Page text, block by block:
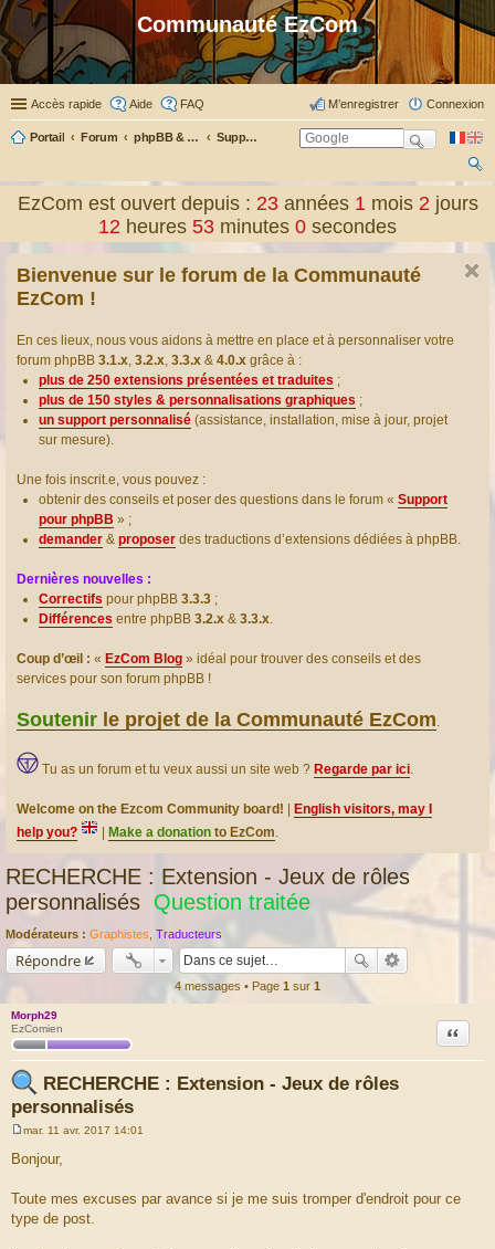
Communauté EzCom
Accès rapide Aide FAQ Connexion
M’enregistrer
Portail Forum phpBB & Co Support pour phpBB
ch
er
EzCom est ouvert depuis : 23 années1 mois2 jours
12 heures 53 minutes 1 secondes
Bienvenue sur le forum de la Communauté
EzCom !
En ces lieux, nous vous aidons à mettre en place et à personnaliser votre
forum phpBB 3.1.x, 3.2.x, 3.3.x & 4.0.x grâce à :
plus de 250 extensions présentées et traduites ;
plus de 150 styles & personnalisations graphiques ;
un support personnalisé (assistance, installation, mise à jour, projet
sur mesure).
Une fois inscrit.e, vous pouvez :
obtenir des conseils et poser des questions dans le forum « Support
pour phpBB » ;
demander & proposer des traductions d’extensions dédiées à phpBB.
Dernières nouvelles :
Correctifs pour phpBB 3.3.3 ;
Différences entre phpBB 3.2.x & 3.3.x.
Coup d’œil : « EzCom Blog » idéal pour trouver des conseils et des
services pour son forum phpBB !
Soutenir le projet de la Communauté EzCom.
Tu as un forum et tu veux aussi un site web ? Regarde par ici.
Welcome on the Ezcom Community board!
English visitors, may I
help you?
Make a donation to EzCom.
RECHERCHE : Extension - Jeux de rôles
personnalisés Question traitée
Modérateurs : Graphistes Traducteurs
Répondre
4 messages • Page 1 sur 1
Morph29
EzComien
RECHERCHE : Extension - Jeux de rôles
personnalisés
Citation
s
g
e
mar. 11 avr. 2017 14:01
Bonjour,
Toute mes excuses par avance si je me suis tromper d'endroit pour ce
type de post.